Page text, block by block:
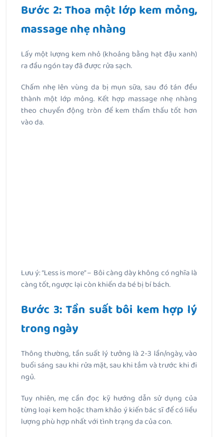
Bước 2: Thoa một lớp kem mỏng,
massage nhẹ nhàng
Lấy một lượng kem nhỏ (khoảng bằng hạt đậu xanh)
ra đầu ngón tay đã được rửa sạch.
Chấm nhẹ lên vùng da bị mụn sữa, sau đó tán đều
thành một lớp mỏng. Kết hợp massage nhẹ nhàng
theo chuyển động tròn để kem thẩm thấu tốt hơn
vào da.
Lưu ý: “Less is more” – Bôi càng dày không có nghĩa là
càng tốt, ngược lại còn khiến da bé bị bí bách.
Bước 3: Tần suất bôi kem hợp lý
trong ngày
Thông thường, tần suất lý tưởng là 2-3 lần/ngày, vào
buổi sáng sau khi rửa mặt, sau khi tắm và trước khi đi
ngủ.
Tuy nhiên, mẹ cần đọc kỹ hướng dẫn sử dụng của
từng loại kem hoặc tham khảo ý kiến bác sĩ để có liều
lượng phù hợp nhất với tình trạng da của con.